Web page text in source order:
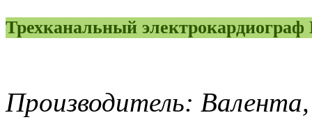
Трехканальный
Производитель: